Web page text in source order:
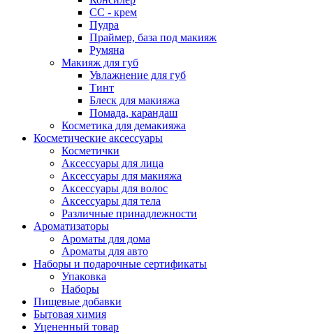
СС - крем
Пудра
Праймер, база под макияж
Румяна
Макияж для губ
Увлажнение для губ
Тинт
Блеск для макияжа
Помада, карандаш
Косметика для демакияжа
Косметические аксессуары
Косметички
Аксессуары для лица
Аксессуары для макияжа
Аксессуары для волос
Аксессуары для тела
Различные принадлежности
Ароматизаторы
Ароматы для дома
Ароматы для авто
Наборы и подарочные сертификаты
Упаковка
Наборы
Пищевые добавки
Бытовая химия
Уцененный товар